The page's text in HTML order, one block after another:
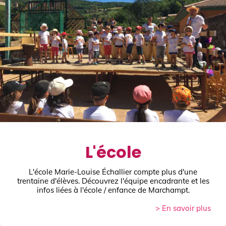
L'école
L'école Marie-Louise Échallier compte plus d'une
trentaine d'élèves. Découvrez l'équipe encadrante et les
infos liées à l'école / enfance de Marchampt.
> En savoir plus